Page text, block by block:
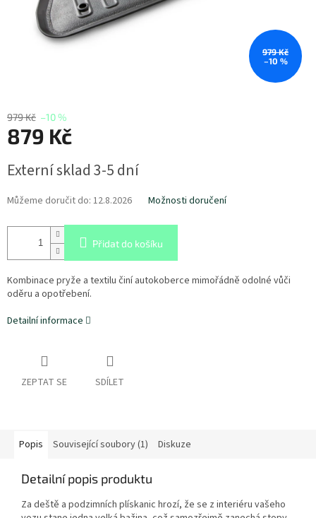
979 Kč
–10 %
979 Kč –10 %
879 Kč
cena:
Externí sklad 3-5 dní
Můžeme doručit do: 12.8.2026 Možnosti doručení
Přidat do košíku
Kombinace pryže a textilu činí autokoberce mimořádně odolné vůči
oděru a opotřebení.
Detailní informace
ZEPTAT SE SDÍLET
Popis Související soubory (1) Diskuze
Detailní popis produktu
Za deště a podzimních plískanic hrozí, že se z interiéru vašeho